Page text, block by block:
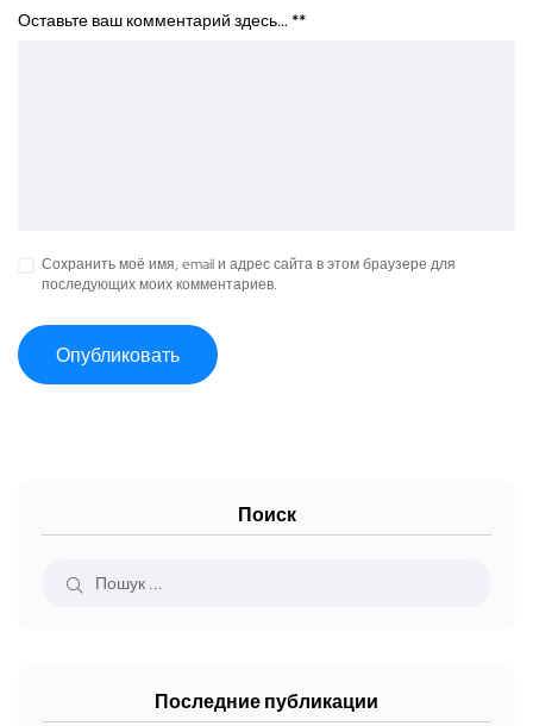
Оставьте ваш комментарий здесь… **
Сохранить моё имя, email и адрес сайта в этом браузере для
последующих моих комментариев.
Поиск
Последние публикации